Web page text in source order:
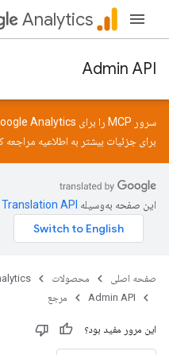
Analytics
Admin API
سرور MCP را برای Google Analytics امتحان کنید. از
برای جزئیات بیشتر به اطلاعیه مراجعه
این صفحه به‌وسیله
صفحه اصلی محصولات
Admin API
مرجع
این مرور مفید بود؟